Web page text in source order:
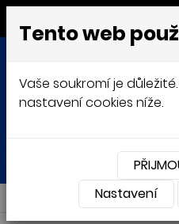
Tento web
Vaše soukromí je
nastavení cookies níže.
Nastavení